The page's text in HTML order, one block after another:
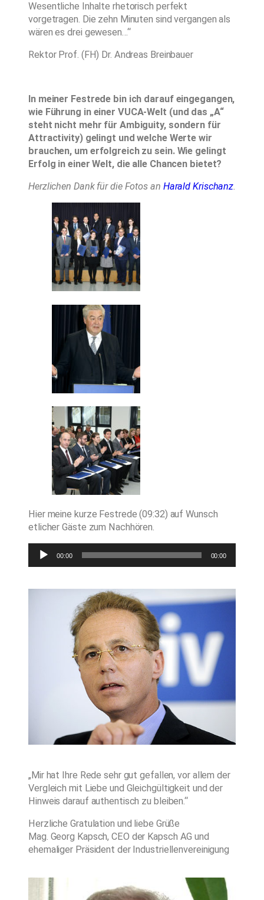
Wesentliche Inhalte rhetorisch perfekt
vorgetragen. Die zehn Minuten sind vergangen als
wären es drei gewesen…“
Rektor Prof. (FH) Dr. Andreas Breinbauer
In meiner Festrede bin ich darauf eingegangen,
wie Führung in einer VUCA-Welt (und das „A“
steht nicht mehr für Ambiguity, sondern für
Attractivity) gelingt und welche Werte wir
brauchen, um erfolgreich zu sein. Wie gelingt
Erfolg in einer Welt, die alle Chancen bietet?
Herzlichen Dank für die Fotos an Harald Krischanz.
Hier meine kurze Festrede (09:32) auf Wunsch
etlicher Gäste zum Nachhören.
Audio-
Player
00:00 00:00
„Mir hat Ihre Rede sehr gut gefallen, vor allem der
Vergleich mit Liebe und Gleichgültigkeit und der
Hinweis darauf authentisch zu bleiben.“
Herzliche Gratulation und liebe Grüße
Mag. Georg Kapsch, CEO der Kapsch AG und
ehemaliger Präsident der Industriellenvereinigung